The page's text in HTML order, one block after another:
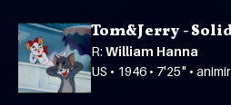
Tom&Jerry -
R: William Hanna
US • 1946 • 7'25" •